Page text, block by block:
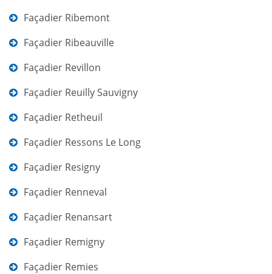
Façadier Ribemont
Façadier Ribeauville
Façadier Revillon
Façadier Reuilly Sauvigny
Façadier Retheuil
Façadier Ressons Le Long
Façadier Resigny
Façadier Renneval
Façadier Renansart
Façadier Remigny
Façadier Remies